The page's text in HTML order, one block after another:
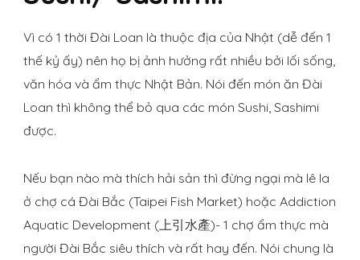
Vì có 1 thời Đài Loan là thuộc địa của Nhật (dễ đến 1
thế kỷ ấy) nên họ bị ảnh hưởng rất nhiều bởi lối sống,
văn hóa và ẩm thực Nhật Bản. Nói đến món ăn Đài
Loan thì không thể bỏ qua các món Sushi, Sashimi
được.
Nếu bạn nào mà thích hải sản thì đừng ngại mà lê la
ở chợ cá Đài Bắc (Taipei Fish Market) hoặc Addiction
Aquatic Development (上引水產)- 1 chợ ẩm thực mà
người Đài Bắc siêu thích và rất hay đến. Nói chung là